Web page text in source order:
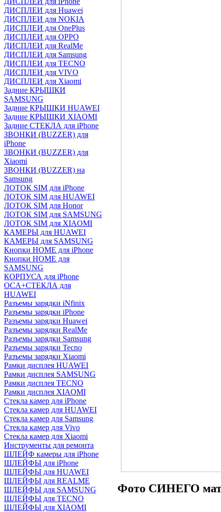
ДИСПЛЕИ для Huawei
ДИСПЛЕИ для NOKIA
ДИСПЛЕИ для OnePlus
ДИСПЛЕИ для OPPO
ДИСПЛЕИ для RealMe
ДИСПЛЕИ для Samsung
ДИСПЛЕИ для TECNO
ДИСПЛЕИ для VIVO
ДИСПЛЕИ для Xiaomi
Задние КРЫШКИ
SAMSUNG
Задние КРЫШКИ HUAWEI
Задние КРЫШКИ XIAOMI
Задние СТЕКЛА для iPhone
ЗВОНКИ (BUZZER) для
iPhone
ЗВОНКИ (BUZZER) для
Xiaomi
ЗВОНКИ (BUZZER) на
Samsung
ЛОТОК SIM для iPhone
ЛОТОК SIM для HUAWEI
ЛОТОК SIM для Honor
ЛОТОК SIM для SAMSUNG
ЛОТОК SIM для XIAOMI
КАМЕРЫ для HUAWEI
КАМЕРЫ для SAMSUNG
Кнопки HOME для iPhone
Кнопки HOME для
SAMSUNG
КОРПУСА для iPhone
OCA+СТЕКЛА для
HUAWEI
Разъемы зарядки iNfinix
Разъемы зарядки iPhone
Разъемы зарядки Huawei
Разъемы зарядки RealMe
Разъемы зарядки Samsung
Разъемы зарядки Tecno
Разъемы зарядки Xiaomi
Рамки дисплея HUAWEI
Рамки дисплея SAMSUNG
Рамки дисплея TECNO
Рамки дисплея XIAOMI
Стекла камер для iPhone
Стекла камер для HUAWEI
Стекла камер для Samsung
Стекла камер для Vivo
Стекла камер для Xiaomi
Инструменты для ремонта
ШЛЕЙФ камеры для iPhone
ШЛЕЙФЫ для iPhone
ШЛЕЙФЫ для HUAWEI
ШЛЕЙФЫ для REALME
ШЛЕЙФЫ для SAMSUNG
ШЛЕЙФЫ для TECNO
ШЛЕЙФЫ для XIAOMI
Фото СИНЕГО